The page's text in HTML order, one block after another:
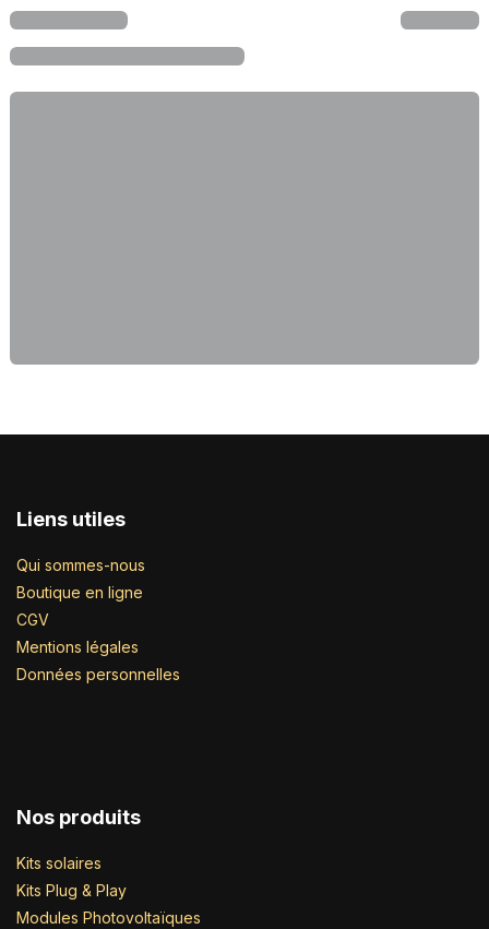
Liens utiles
Qui sommes-nous
Boutique en ligne
CGV
Mentions légales
Données personnelles
Nos produits
Kits solaires
Kits Plug & Play
Modules Photovoltaïques